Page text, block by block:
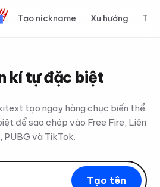
Tạo nickname Xu hướng
kí tự đặc biệt
tạo ngay hàng chục biến thể
để sao chép vào Free Fire, Liên
PUBG và TikTok.
Tạo tên